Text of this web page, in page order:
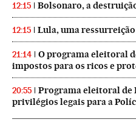
12:15 Bolsonaro, a
12:15 Lula, uma ressurreição
21:14
O programa eleitoral
impostos para os ricos e
20:55
Programa eleitoral de
privilégios legais para a